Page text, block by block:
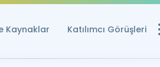
Kaynaklar Katılımcı Görüşleri